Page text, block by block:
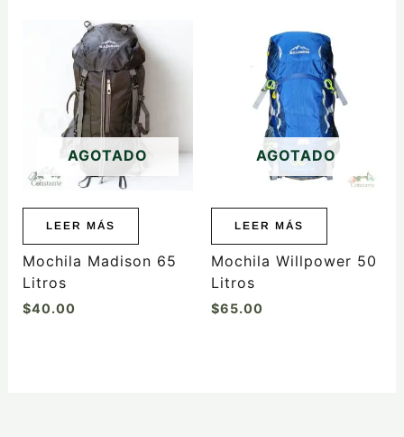
AGOTADO
LEER MÁS
Mochila Madison 65
Litros
$40.00
AGOTADO
LEER MÁS
Mochila Willpower 50
Litros
$65.00